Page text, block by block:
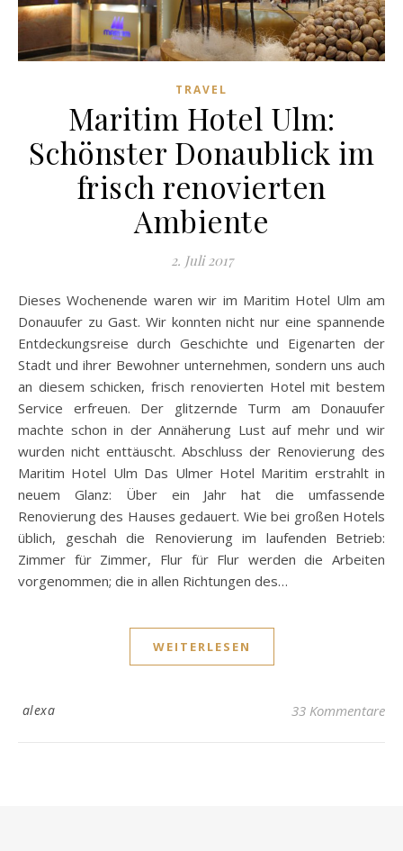
TRAVEL
Maritim Hotel Ulm:
Schönster Donaublick im
frisch renovierten
Ambiente
2. Juli 2017
Dieses Wochenende waren wir im Maritim Hotel Ulm am
Donauufer zu Gast. Wir konnten nicht nur eine spannende
Entdeckungsreise durch Geschichte und Eigenarten der
Stadt und ihrer Bewohner unternehmen, sondern uns auch
an diesem schicken, frisch renovierten Hotel mit bestem
Service erfreuen. Der glitzernde Turm am Donauufer
machte schon in der Annäherung Lust auf mehr und wir
wurden nicht enttäuscht. Abschluss der Renovierung des
Maritim Hotel Ulm Das Ulmer Hotel Maritim erstrahlt in
neuem Glanz: Über ein Jahr hat die umfassende
Renovierung des Hauses gedauert. Wie bei großen Hotels
üblich, geschah die Renovierung im laufenden Betrieb:
Zimmer für Zimmer, Flur für Flur werden die Arbeiten
vorgenommen; die in allen Richtungen des…
WEITERLESEN
alexa 33 Kommentare